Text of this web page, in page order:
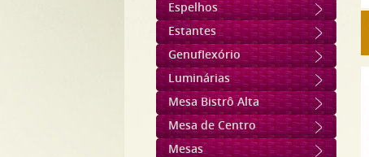
Espelhos
Estantes
Genuflexório
Luminárias
Mesa Bistrô Alta
Mesa de Centro
Mesas